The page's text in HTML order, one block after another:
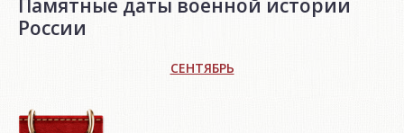
Памятные даты военной истории
России
СЕНТЯБРЬ